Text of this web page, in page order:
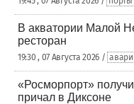
В акватории Малой
ресторан
19:30 , 07 Августа 2026 /
«Росморпорт»
причал в Диксоне